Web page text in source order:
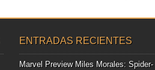
ENTRADAS RECIENTES
Marvel Preview Miles Morales: Spider-